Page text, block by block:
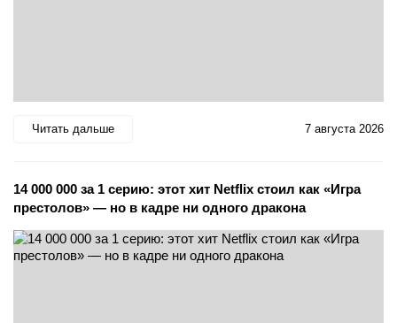
Читать дальше 7 августа 2026
14 000 000 за 1 серию: этот хит Netflix стоил как «Игра
престолов» — но в кадре ни одного дракона